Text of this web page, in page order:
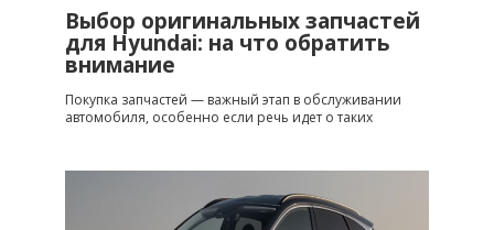
Выбор оригинальных запчастей
для Hyundai: на что обратить
внимание
Покупка запчастей — важный этап в обслуживании
автомобиля, особенно если речь идет о таких